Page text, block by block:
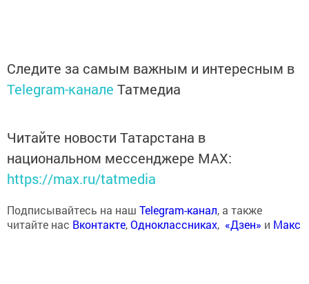
Следите за самым важным и интересным в
Telegram-канале Татмедиа
Читайте новости Татарстана в
национальном мессенджере MАХ:
https://max.ru/tatmedia
Подписывайтесь на наш Telegram-канал, а также
читайте нас Вконтакте,Одноклассниках, «Дзен» и Макс